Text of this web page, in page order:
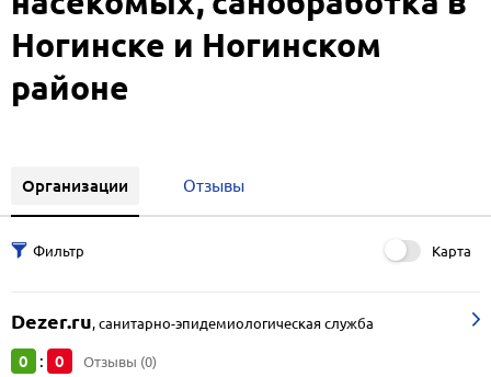
Ногинске и Ногинском
районе
Организации Отзывы
Карта
Dezer.ru,санитарно-эпидемиологическая служба
0 : 0 Отзывы (0)